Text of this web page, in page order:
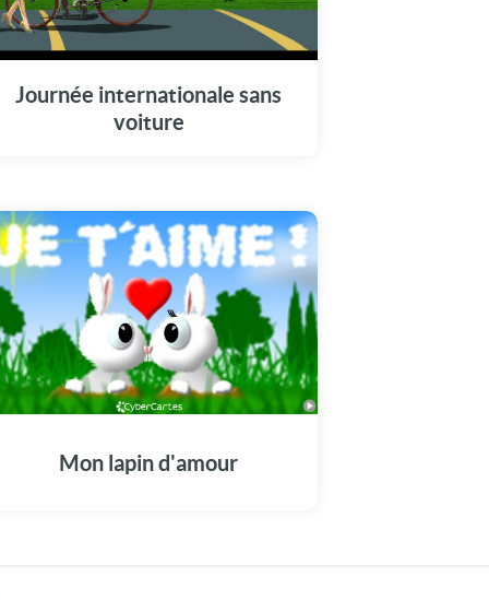
Journée internationale sans
voiture
Mon lapin d'amour